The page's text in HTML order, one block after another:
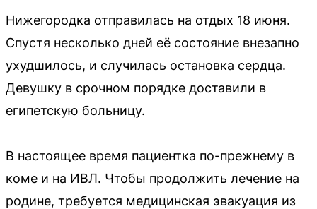
Нижегородка отправилась на отдых 18 июня.
Спустя несколько дней её состояние внезапно
ухудшилось, и случилась остановка сердца.
Девушку в срочном порядке доставили в
египетскую больницу.
В настоящее время пациентка по-прежнему в
коме и на ИВЛ. Чтобы продолжить лечение на
родине, требуется медицинская эвакуация из